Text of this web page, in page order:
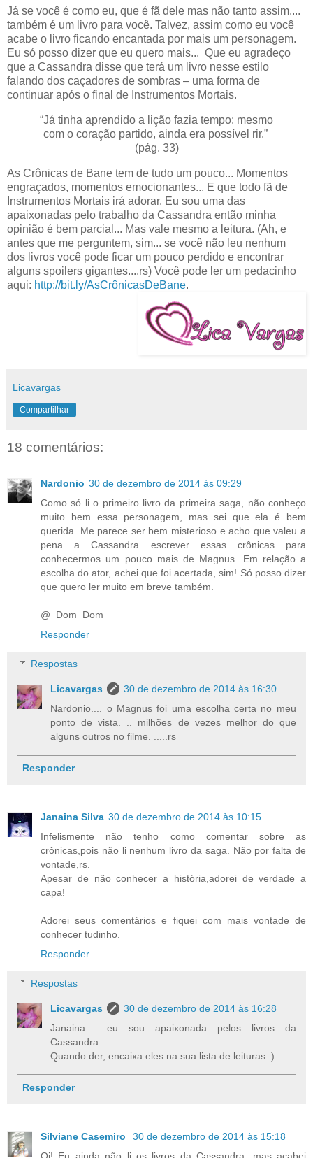
Já se você é como eu, que é fã dele mas não tanto assim....
também é um livro para você. Talvez, assim como eu você
acabe o livro ficando encantada por mais um personagem.
Eu só posso dizer que eu quero mais... Que eu agradeço
que a Cassandra disse que terá um livro nesse estilo
falando dos caçadores de sombras – uma forma de
continuar após o final de Instrumentos Mortais.
“Já tinha aprendido a lição fazia tempo: mesmo
com o coração partido, ainda era possível rir.”
(pág. 33)
As Crônicas de Bane tem de tudo um pouco... Momentos
engraçados, momentos emocionantes... E que todo fã de
Instrumentos Mortais irá adorar. Eu sou uma das
apaixonadas pelo trabalho da Cassandra então minha
opinião é bem parcial... Mas vale mesmo a leitura. (Ah, e
antes que me perguntem, sim... se você não leu nenhum
dos livros você pode ficar um pouco perdido e encontrar
alguns spoilers gigantes....rs) Você pode ler um pedacinho
aqui: http://bit.ly/AsCrônicasDeBane.
Licavargas
Compartilhar
18 comentários:
Nardonio 30 de dezembro de 2014 às 09:29
Como só li o primeiro livro da primeira saga, não conheço
muito bem essa personagem, mas sei que ela é bem
querida. Me parece ser bem misterioso e acho que valeu a
pena a Cassandra escrever essas crônicas para
conhecermos um pouco mais de Magnus. Em relação a
escolha do ator, achei que foi acertada, sim! Só posso dizer
que quero ler muito em breve também.
@_Dom_Dom
Responder
Respostas
Licavargas
30 de dezembro de 2014 às 16:30
Nardonio.... o Magnus foi uma escolha certa no meu
ponto de vista. .. milhões de vezes melhor do que
alguns outros no filme. .....rs
Responder
Janaina Silva 30 de dezembro de 2014 às 10:15
Infelismente não tenho como comentar sobre as
crônicas,pois não li nenhum livro da saga. Não por falta de
vontade,rs.
Apesar de não conhecer a história,adorei de verdade a
capa!
Adorei seus comentários e fiquei com mais vontade de
conhecer tudinho.
Responder
Respostas
Licavargas
30 de dezembro de 2014 às 16:28
Janaina.... eu sou apaixonada pelos livros da
Cassandra....
Quando der, encaixa eles na sua lista de leituras :)
Responder
Silviane Casemiro
30 de dezembro de 2014 às 15:18
Oi! Eu ainda não li os livros da Cassandra, mas acabei